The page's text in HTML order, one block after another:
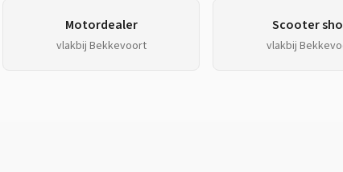
Motordealer
vlakbij Bekkevoort
Scooter
vlakbij